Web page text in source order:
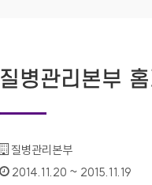
질병관리본부 홈
기관명 :
질병관리본부
인증기간 :
2014.11.20 ~ 2015.11.19